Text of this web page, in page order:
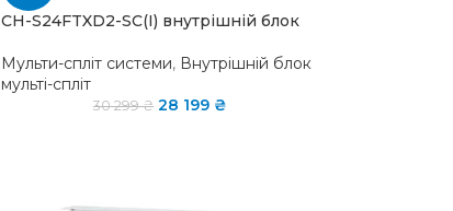
CH-S24FTXD2-SC(I) внутрішній блок
Мульти-спліт системи, Внутрішній блок
мульті-спліт
30 299₴ 28 199 ₴